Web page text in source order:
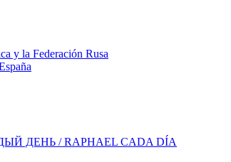
y la Federación Rusa
ДЕНЬ / RAPHAEL CADA DÍA